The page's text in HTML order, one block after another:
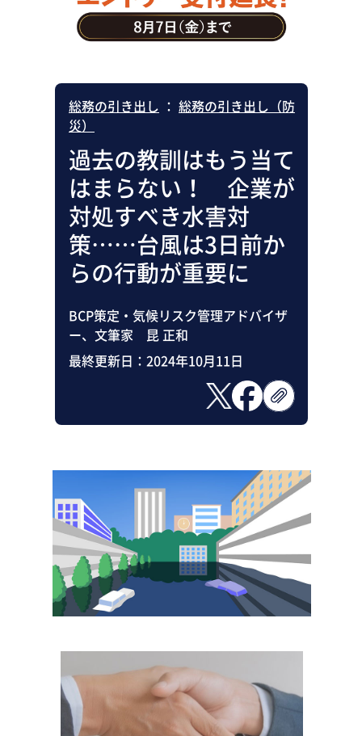
総務の引き出し ： 総務の引き出し（防
災）
過去の教訓はもう当て
はまらない！ 企業が
対処すべき水害対
策……台風は3日前か
らの行動が重要に
BCP策定・気候リスク管理アドバイザ
ー、文筆家 昆 正和
最終更新日： 2024年10月11日